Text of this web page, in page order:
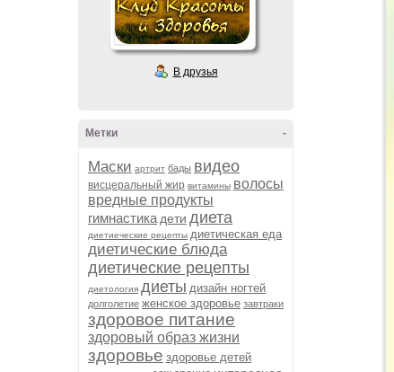
В друзья
-
Метки
Маски артрит бады видео
висцеральный жир витамины волосы
вредные продукты
гимнастика дети диета
диетиеческие рецепты диетическая еда
диетические блюда
диетические рецепты
диетология диеты дизайн ногтей
долголетие женское здоровье завтраки
здоровое питание
здоровый образ жизни
здоровье здоровье детей